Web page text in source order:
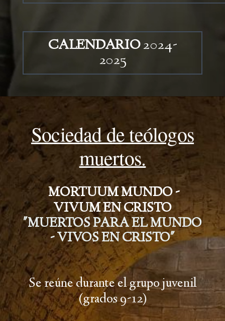
CALENDARIO2024-
2025
Sociedad de teólogos
muertos.
MORTUUM MUNDO -
VIVUM EN CRISTO
"MUERTOS PARA EL MUNDO
- VIVOS EN CRISTO"
Se reúne durante el grupo juvenil
(grados 9-12)